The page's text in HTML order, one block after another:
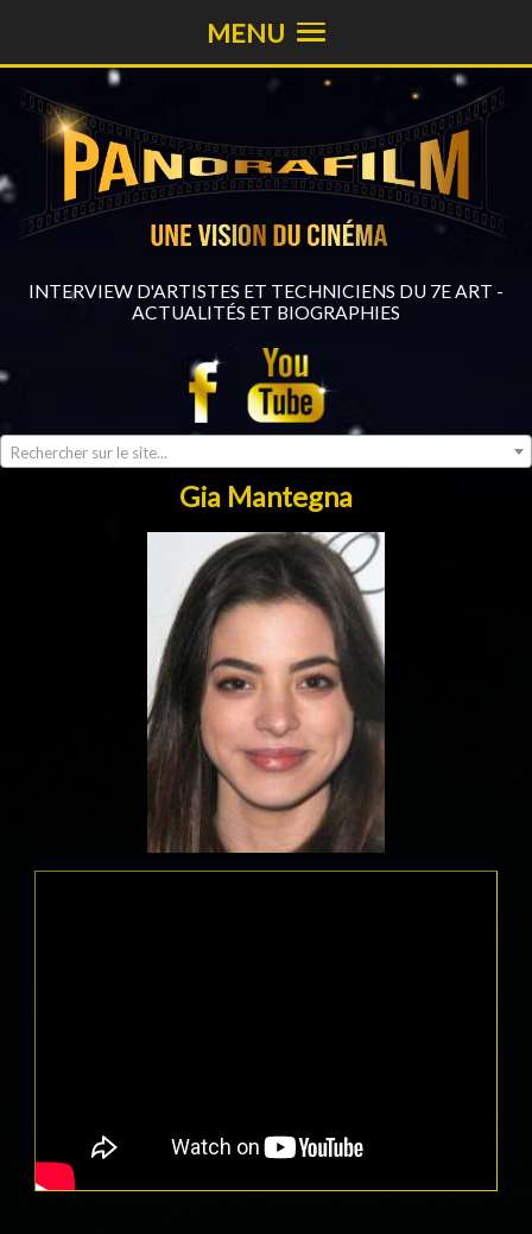
INTERVIEW D'ARTISTES ET TECHNICIENS DU 7E ART -
ACTUALITÉS ET BIOGRAPHIES
Rechercher sur le site...
MENU
Gia Mantegna